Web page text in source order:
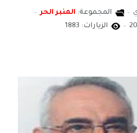
المجموعة: المنبر الحر
الزيارات: 1883